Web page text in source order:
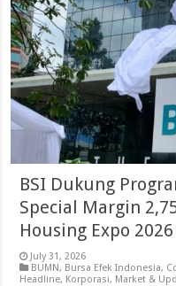
BSI Dukung
Special Margin
Housing Expo 2026
July 31, 2026
BUMN, Bursa Efek Indonesia,
Headline, Korporasi, Market &